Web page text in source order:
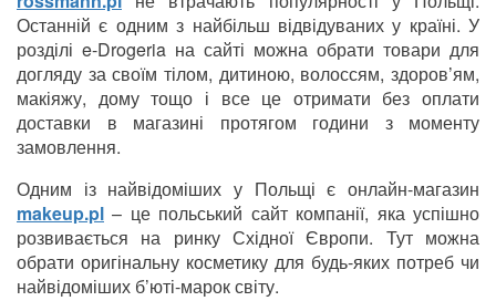
Останній є одним з найбільш відвідуваних у країні. У
розділі e-Drogeria на сайті можна обрати товари для
догляду за своїм тілом, дитиною, волоссям, здоров’ям,
макіяжу, дому тощо і все це отримати без оплати
доставки в магазині протягом години з моменту
замовлення.
Одним із найвідоміших у Польщі є онлайн-магазин
makeup.pl – це польський сайт компанії, яка успішно
розвивається на ринку Східної Європи. Тут можна
обрати оригінальну косметику для будь-яких потреб чи
найвідоміших б’юті-марок світу.